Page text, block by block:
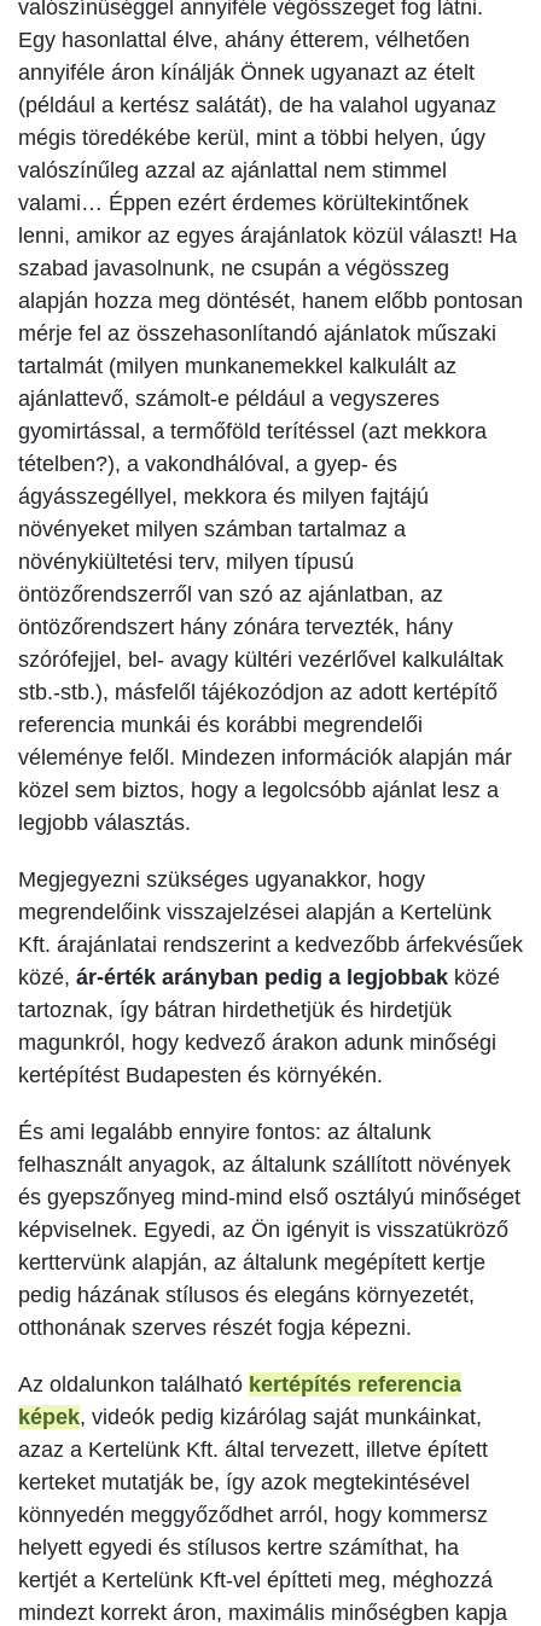
valószínűséggel annyiféle végösszeget fog látni.
Egy hasonlattal élve, ahány étterem, vélhetően
annyiféle áron kínálják Önnek ugyanazt az ételt
(például a kertész salátát), de ha valahol ugyanaz
mégis töredékébe kerül, mint a többi helyen, úgy
valószínűleg azzal az ajánlattal nem stimmel
valami… Éppen ezért érdemes körültekintőnek
lenni, amikor az egyes árajánlatok közül választ! Ha
szabad javasolnunk, ne csupán a végösszeg
alapján hozza meg döntését, hanem előbb pontosan
mérje fel az összehasonlítandó ajánlatok műszaki
tartalmát (milyen munkanemekkel kalkulált az
ajánlattevő, számolt-e például a vegyszeres
gyomirtással, a termőföld terítéssel (azt mekkora
tételben?), a vakondhálóval, a gyep- és
ágyásszegéllyel, mekkora és milyen fajtájú
növényeket milyen számban tartalmaz a
növénykiültetési terv, milyen típusú
öntözőrendszerről van szó az ajánlatban, az
öntözőrendszert hány zónára tervezték, hány
szórófejjel, bel- avagy kültéri vezérlővel kalkuláltak
stb.-stb.), másfelől tájékozódjon az adott kertépítő
referencia munkái és korábbi megrendelői
véleménye felől. Mindezen információk alapján már
közel sem biztos, hogy a legolcsóbb ajánlat lesz a
legjobb választás.
Megjegyezni szükséges ugyanakkor, hogy
megrendelőink visszajelzései alapján a Kertelünk
Kft. árajánlatai rendszerint a kedvezőbb árfekvésűek
közé, ár-érték arányban pedig a legjobbak közé
tartoznak, így bátran hirdethetjük és hirdetjük
magunkról, hogy kedvező árakon adunk minőségi
kertépítést Budapesten és környékén.
És ami legalább ennyire fontos: az általunk
felhasznált anyagok, az általunk szállított növények
és gyepszőnyeg mind-mind első osztályú minőséget
képviselnek. Egyedi, az Ön igényit is visszatükröző
kerttervünk alapján, az általunk megépített kertje
pedig házának stílusos és elegáns környezetét,
otthonának szerves részét fogja képezni.
Az oldalunkon található kertépítés referencia
képek, videók pedig kizárólag saját munkáinkat,
azaz a Kertelünk Kft. által tervezett, illetve épített
kerteket mutatják be, így azok megtekintésével
könnyedén meggyőződhet arról, hogy kommersz
helyett egyedi és stílusos kertre számíthat, ha
kertjét a Kertelünk Kft-vel építteti meg, méghozzá
mindezt korrekt áron, maximális minőségben kapja